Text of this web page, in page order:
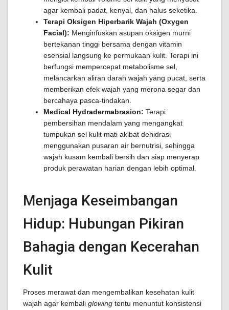
agar kembali padat, kenyal, dan halus seketika.
Terapi Oksigen Hiperbarik Wajah (Oxygen
Facial): Menginfuskan asupan oksigen murni
bertekanan tinggi bersama dengan vitamin
esensial langsung ke permukaan kulit. Terapi ini
berfungsi mempercepat metabolisme sel,
melancarkan aliran darah wajah yang pucat, serta
memberikan efek wajah yang merona segar dan
bercahaya pasca-tindakan.
Medical Hydradermabrasion: Terapi
pembersihan mendalam yang mengangkat
tumpukan sel kulit mati akibat dehidrasi
menggunakan pusaran air bernutrisi, sehingga
wajah kusam kembali bersih dan siap menyerap
produk perawatan harian dengan lebih optimal.
Menjaga Keseimbangan
Hidup: Hubungan Pikiran
Bahagia dengan Kecerahan
Kulit
Proses merawat dan mengembalikan kesehatan kulit
wajah agar kembali glowing tentu menuntut konsistensi